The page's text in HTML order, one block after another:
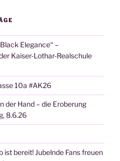
Elegance“ –
Kaiser-Lothar-Realschule
10a #AK26
der Hand – die Eroberung
8.6.26
ist bereit! Jubelnde Fans freuen